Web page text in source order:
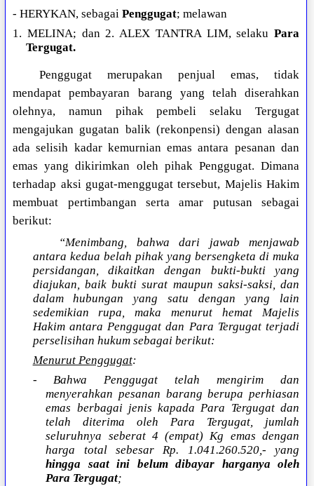
- HERYKAN, sebagaiPenggugat; melawan
1. MELINA; dan 2. ALEX TANTRA LIM, selaku Para
Tergugat.
Penggugat merupakan penjual emas, tidak
mendapat pembayaran barang yang telah diserahkan
olehnya, namun pihak pembeli selaku Tergugat
mengajukan gugatan balik (rekonpensi) dengan alasan
ada selisih kadar kemurnian emas antara pesanan dan
emas yang dikirimkan oleh pihak Penggugat. Dimana
terhadap aksi gugat-menggugat tersebut, Majelis Hakim
membuat pertimbangan serta amar putusan sebagai
berikut:
“Menimbang, bahwa dari jawab menjawab
antara kedua belah pihak yang bersengketa di muka
persidangan, dikaitkan dengan bukti-bukti yang
diajukan, baik bukti surat maupun saksi-saksi, dan
dalam hubungan yang satu dengan yang lain
sedemikian rupa, maka menurut hemat Majelis
Hakim antara Penggugat dan Para Tergugat terjadi
perselisihan hukum sebagai berikut:
Menurut Penggugat:
- Bahwa Penggugat telah mengirim dan
menyerahkan pesanan barang berupa perhiasan
emas berbagai jenis kapada Para Tergugat dan
telah diterima oleh Para Tergugat, jumlah
seluruhnya seberat 4 (empat) Kg emas dengan
harga total sebesar Rp. 1.041.260.520,- yang
hingga saat ini belum dibayar harganya oleh
Para Tergugat;